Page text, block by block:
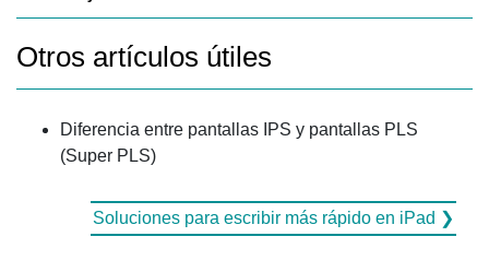
Otros artículos útiles
Diferencia entre pantallas IPS y pantallas PLS
(Super PLS)
Soluciones para escribir más rápido en iPad ❯